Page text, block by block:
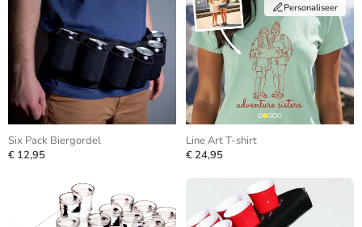
Six Pack Biergordel
€ 12,95
Personaliseer
Line Art T-shirt
€ 24,95